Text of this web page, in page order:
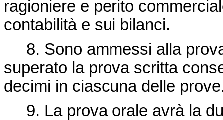
ragioniere e perito
contabilità e sui bilanci.
8. Sono ammessi alla
superato la prova scritta
decimi in ciascuna delle
9. La prova orale avrà la